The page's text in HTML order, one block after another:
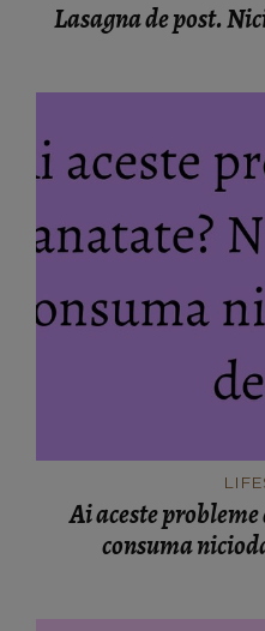
Lasagna de post.
Ai aceste
consuma